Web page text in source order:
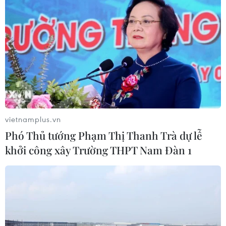
Công nghệ AI từ OPES gây ấn tượng
tại Vietnam Insurance Summit 2026
05/08/2026 08:10
Từ thương cảng Sài Gòn đến trung
tâm tài chính quốc tế nhìn từ
Vietcombank Tower
05/08/2026 08:09
Gia Lai chấp thuận hai dự án chăn
vietnamplus.vn
Phó Thủ tướng Phạm Thị Thanh Trà dự lễ
khởi công xây Trường THPT Nam Đàn 1